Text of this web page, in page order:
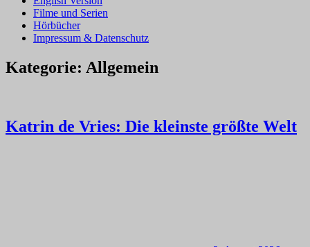
Filme und Serien
Hörbücher
Impressum & Datenschutz
Kategorie: Allgemein
Katrin de Vries: Die kleinste größte Welt